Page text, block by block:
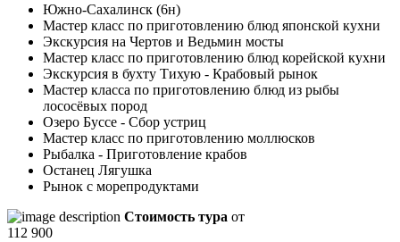
Южно-Сахалинск (6н)
Мастер класс по приготовлению блюд японской кухни
Экскурсия на Чертов и Ведьмин мосты
Мастер класс по приготовлению блюд корейской кухни
Экскурсия в бухту Тихую - Крабовый рынок
Мастер класса по приготовлению блюд из рыбы
лососёвых пород
Озеро Буссе - Сбор устриц
Мастер класс по приготовлению моллюсков
Рыбалка - Приготовление крабов
Останец Лягушка
Рынок с морепродуктами
Стоимость тура от
112 900